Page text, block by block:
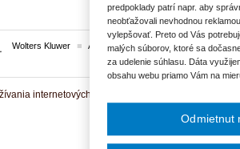
Wolters Kluwer ASPI Komplexné právne predpisy
internetových služieb a komunitných portálov
predpoklady patrí napr. aby
neobťažovali nevhodnou
vylepšovať. Preto od Vás
malých súborov, ktoré sa
za udelenie súhlasu. Dáta
obsahu webu priamo Vám na
Odmietnut